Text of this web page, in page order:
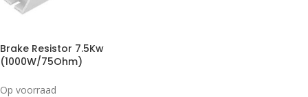
Brake Resistor 7.5Kw
(1000W/75Ohm)
Op voorraad